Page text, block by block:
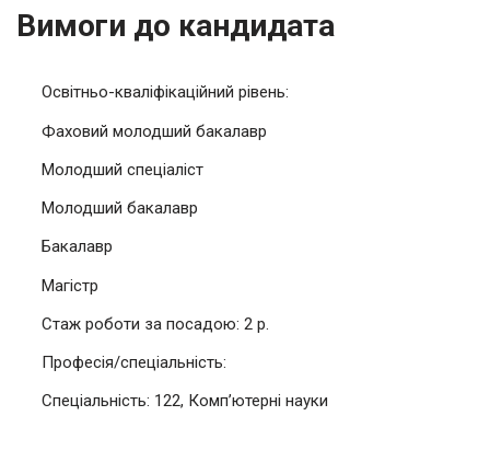
Вимоги до кандидата
Освітньо-кваліфікаційний рівень:
Фаховий молодший бакалавр
Молодший спеціаліст
Молодший бакалавр
Бакалавр
Магістр
Стаж роботи за посадою: 2 р.
Професія/спеціальність:
Спеціальність: 122, Комп’ютерні науки